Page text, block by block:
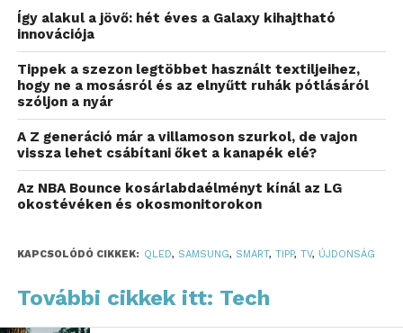
A QLED valódi
kvantumpont-technológiája (Real
Quantum Dot Technology)
kijelzőknél szélesebb színskálát biztosíthat a színek
pontos és élénk megjelenítése érdekében. A
kvantumpont-technológiát azok a mikroszkopikus
molekulák teszik különlegessé, amelyek nagy
fényerővel és pontos színvisszaadással képesek
világítani. A Samsung QLED TV készülékei ezt a
Quantum Dot technológiát használják az akár 100%-
os színtelítettség elérése érdekében. Így ezek a
körülmények között is konzisztens, gazdag és
vörösökkel, élénk zöldekkel és tiszta kék
árnyalatokkal.
Így alakul a jövő: hét éves a Galaxy kihajtható
innovációja
Tippek a szezon legtöbbet használt textiljeihez,
hogy ne a mosásról és az elnyűtt ruhák pótlásáról
szóljon a nyár
A Z generáció már a villamoson szurkol, de vajon
vissza lehet csábítani őket a kanapék elé?
Az NBA Bounce kosárlabdaélményt kínál az LG
okostévéken és okosmonitorokon
KAPCSOLÓDÓ CIKKEK: QLED, SAMSUNG, SMART, TIPP, TV, ÚJDONSÁG
További cikkek itt: Tech